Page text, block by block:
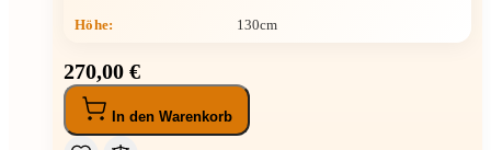
Höhe: 130cm
270,00 €
In den Warenkorb